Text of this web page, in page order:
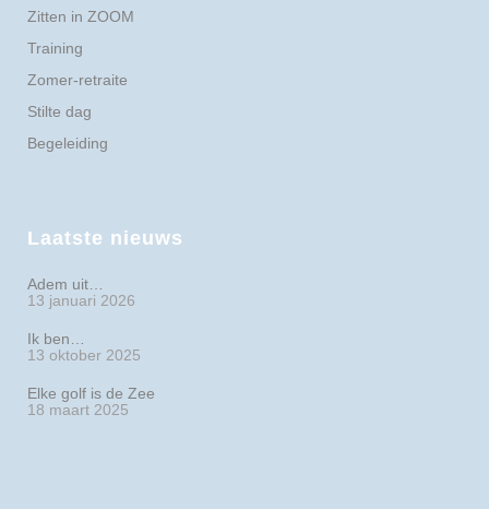
Zitten in ZOOM
Training
Zomer-retraite
Stilte dag
Begeleiding
Laatste nieuws
Adem uit…
13 januari 2026
Ik ben…
13 oktober 2025
Elke golf is de Zee
18 maart 2025